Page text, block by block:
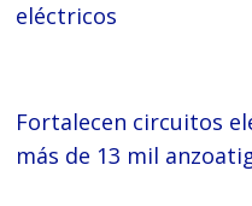
eléctricos
Fortalecen circuitos
más de 13 mil